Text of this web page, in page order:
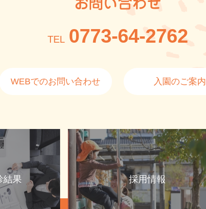
お問い合わせ
TEL 0773-64-2762
WEBでのお問い合わせ 入園のご案内
結果 採用情報